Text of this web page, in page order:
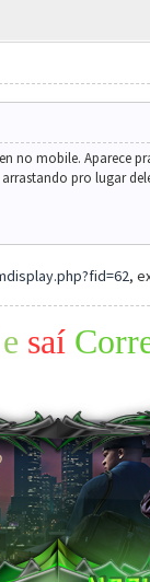
no mobile.
pro lugar
,
e saí